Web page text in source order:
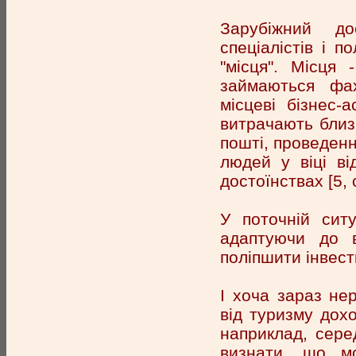
Зарубіжний
спеціалістів і
"місця". Місця
займаються
місцеві
витрачають
пошті,
людей у віці
достоїнствах [5,
У поточній
адаптуючи до
поліпшити
І хоча зараз
від туризму
наприклад,
визнати, що